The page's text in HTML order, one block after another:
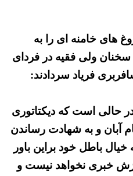
های خامنه ای را به
ولی فقیه در فردای
فریاد سردادند:
حالی است که دیکتاتوری
آبان و به شهادت رساندن
، به خیال باطل خود براین باور
خبری نخواهد نیست و